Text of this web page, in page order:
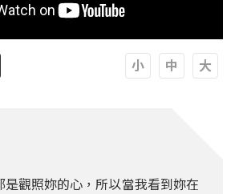
是觀照妳的心，所以當我看到妳在